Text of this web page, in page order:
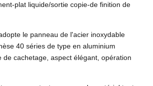
plat liquide/sortie copie-de finition de
le panneau de l'acier inoxydable
40 séries de type en aluminium
de cachetage, aspect élégant, opération